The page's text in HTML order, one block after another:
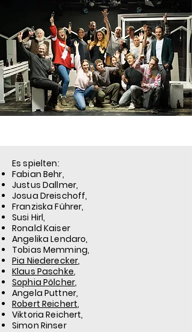
Es spielten:
Fabian Behr,
Justus Dallmer,
Josua Dreischoff,
Franziska Führer,
Susi Hirl,
Ronald Kaiser
Angelika Lendaro,
Tobias Memming,
Pia Niederecker,
Klaus Paschke,
Sophia Pölcher,
Angela Puttner,
Robert Reichert,
Viktoria Reichert,
Simon Rinser